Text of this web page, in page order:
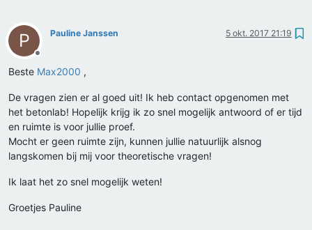
P
Offline
Pauline Janssen 5 okt. 2017 21:19
Beste Max2000 ,
De vragen zien er al goed uit! Ik heb contact opgenomen met
het betonlab! Hopelijk krijg ik zo snel mogelijk antwoord of er tijd
en ruimte is voor jullie proef.
Mocht er geen ruimte zijn, kunnen jullie natuurlijk alsnog
langskomen bij mij voor theoretische vragen!
Ik laat het zo snel mogelijk weten!
Groetjes Pauline